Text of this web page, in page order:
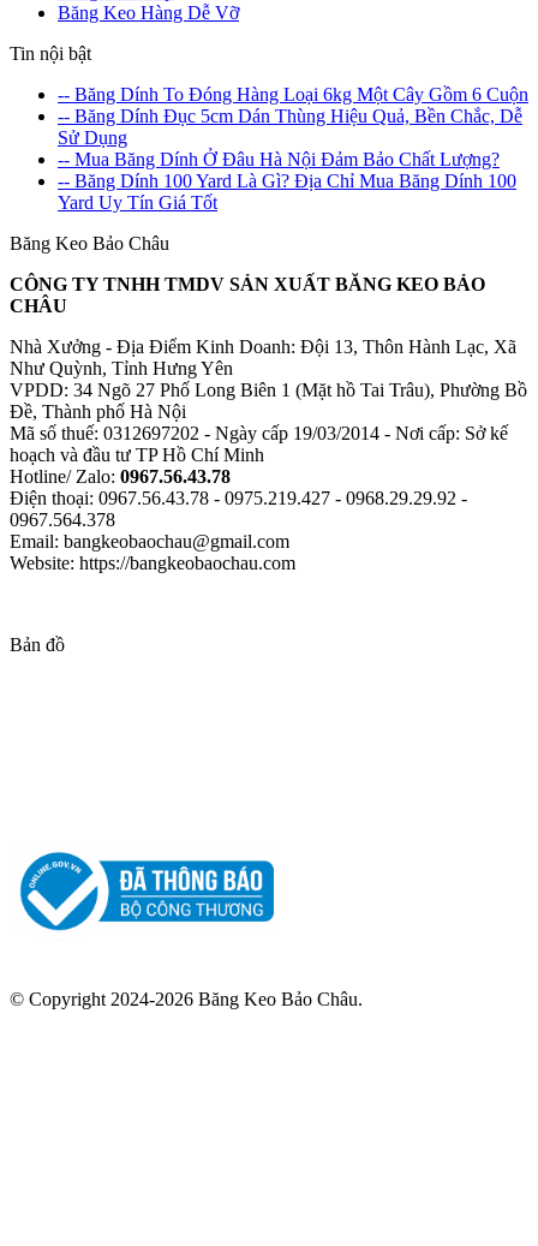
Băng Keo Hàng Dễ Vỡ
Tin nội bật
-- Băng Dính To Đóng Hàng Loại 6kg Một Cây Gồm 6 Cuộn
-- Băng Dính Đục 5cm Dán Thùng Hiệu Quả, Bền Chắc, Dễ
Sử Dụng
-- Mua Băng Dính Ở Đâu Hà Nội Đảm Bảo Chất Lượng?
-- Băng Dính 100 Yard Là Gì? Địa Chỉ Mua Băng Dính 100
Yard Uy Tín Giá Tốt
Băng Keo Bảo Châu
CÔNG TY TNHH TMDV SẢN XUẤT BĂNG KEO BẢO
CHÂU
Nhà Xưởng - Địa Điểm Kinh Doanh: Đội 13, Thôn Hành Lạc, Xã
Như Quỳnh, Tỉnh Hưng Yên
VPDD: 34 Ngõ 27 Phố Long Biên 1 (Mặt hồ Tai Trâu), Phường Bồ
Đề, Thành phố Hà Nội
Mã số thuế: 0312697202 - Ngày cấp 19/03/2014 - Nơi cấp: Sở kế
hoạch và đầu tư TP Hồ Chí Minh
Hotline/ Zalo: 0967.56.43.78
Điện thoại: 0967.56.43.78 - 0975.219.427 - 0968.29.29.92 -
0967.564.378
Email: bangkeobaochau@gmail.com
Website: https://bangkeobaochau.com
Bản đồ
© Copyright 2024-2026 Băng Keo Bảo Châu.